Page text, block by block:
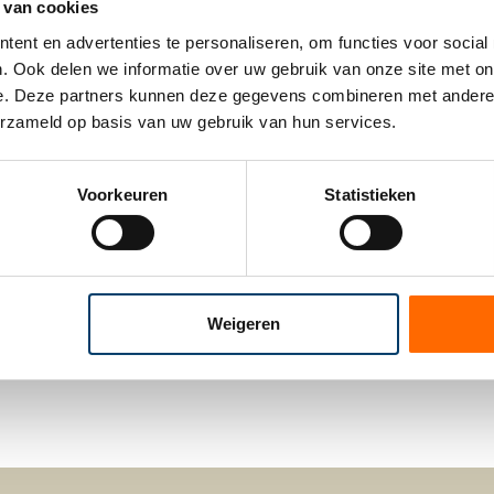
cookies
en advertenties te personaliseren, om functies voor social
Ook delen we informatie over uw gebruik van onze site met
Deze partners kunnen deze gegevens combineren met
op basis van uw gebruik van hun services.
Voorkeuren Statistieken
Weigeren
te geven om eerder te stoppen met werken geldt echter een
gedurende maximaal drie jaar geenfiscale strafheffing
36 maanden voor zijn AOW-leeftijd stopt met werken.
2025 af.Het kabinet, werkgevers en vakbonden hebben in
met ingang van 2026. Het blijft dus mogelijk
(in 2026 € 2.357 per maand) per 1 januari 2026te verhogen
door cao-partijen en sociale partners.